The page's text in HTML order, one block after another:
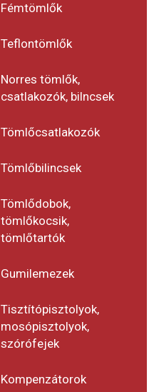
Fémtömlők
Teflontömlők
Norres tömlők,
csatlakozók, bilncsek
Tömlőcsatlakozók
Tömlőbilincsek
Tömlődobok,
tömlőkocsik,
tömlőtartók
Gumilemezek
Tisztítópisztolyok,
mosópisztolyok,
szórófejek
Kompenzátorok